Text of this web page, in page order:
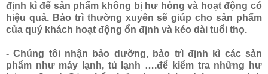
định kì để sản phẩm không bị hư hỏng và hoạt động có
hiệu quả. Bảo trì thường xuyên sẽ giúp cho sản phẩm
của quý khách hoạt động ổn định và kéo dài tuổi thọ.
- Chúng tôi nhận bảo dưỡng, bảo trì định kì các sản
phẩm như máy lạnh, tủ lạnh ….để kiểm tra những hư